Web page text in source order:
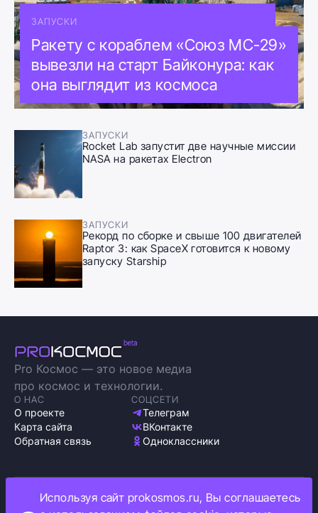
ЗАПУСКИ
Ракету с кораблем «Союз МС-29»
вывезли на старт Байконура: как
она выглядит из космоса
ЗАПУСКИ
Rocket Lab запустит две научные миссии
NASA на ракетах Electron
ЗАПУСКИ
Рекорд по сборке и свыше 100 двигателей
Raptor 3: как SpaceX готовится к новому
запуску Starship
Pro Космос — это новое медиа
про космос и технологии.
О НАС
О проекте
Карта сайта
Обратная связь
СОЦСЕТИ
Телеграм
ВКонтакте
Одноклассники
Политика обработки персональных данных
Используя сайт prokosmos.ru, Вы соглашаетесь